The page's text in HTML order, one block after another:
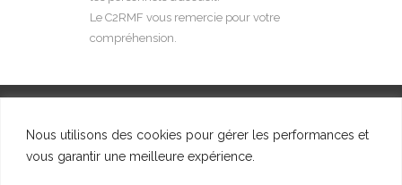
Nous utilisons des cookies pour gérer les performances et
vous garantir une meilleure expérience.
Le C2RMF vous remercie pour votre
compréhension.